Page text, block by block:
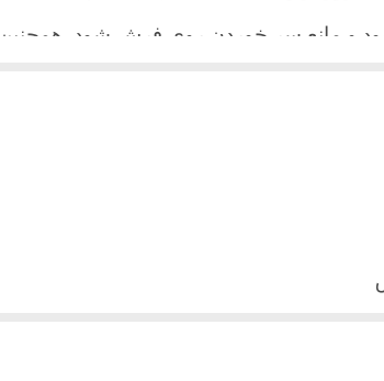
و مانع سر خوردن روی فرش شود.
شود
شوی+ نرم کننده میباشد)